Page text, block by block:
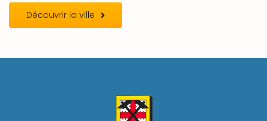
Découvrir la ville